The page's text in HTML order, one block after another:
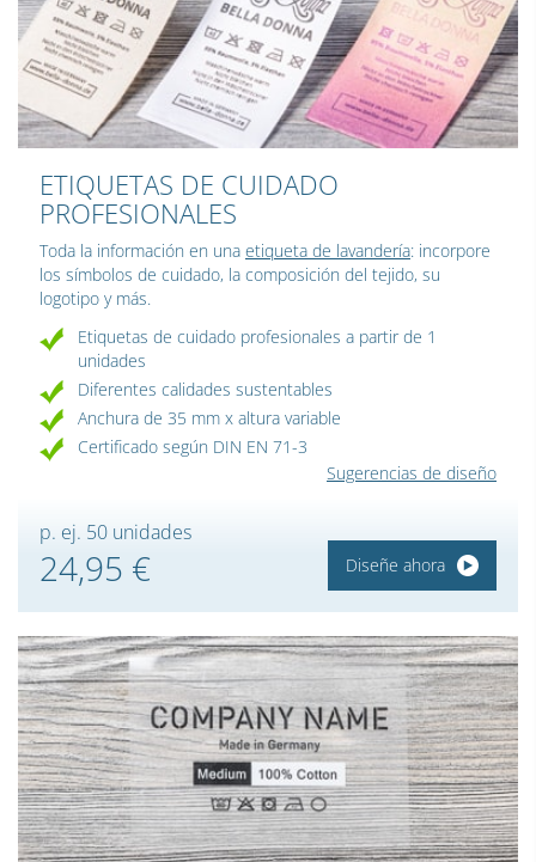
ETIQUETAS DE CUIDADO
PROFESIONALES
Toda la información en una etiqueta de lavandería: incorpore
los símbolos de cuidado, la composición del tejido, su
logotipo y más.
Etiquetas de cuidado profesionales a partir de 1
unidades
Diferentes calidades sustentables
Anchura de 35 mm x altura variable
Certificado según DIN EN 71-3
Sugerencias de diseño
p. ej. 50 unidades
24,95 € Diseñe ahora